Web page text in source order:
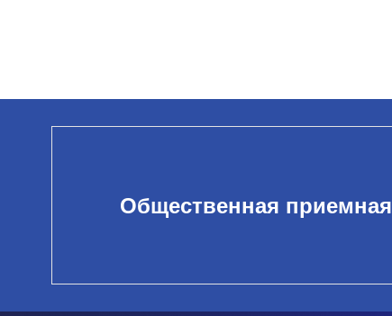
Общественная приемная